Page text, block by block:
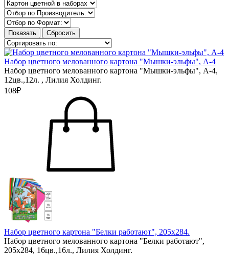
Набор цветного мелованного картона "Мышки-эльфы", А-4
Набор цветного мелованного картона "Мышки-эльфы", А-4,
12цв.,12л. , Лилия Холдинг.
108₽
Набор цветного картона "Белки работают", 205х284.
Набор цветного мелованного картона "Белки работают",
205х284, 16цв.,16л., Лилия Холдинг.